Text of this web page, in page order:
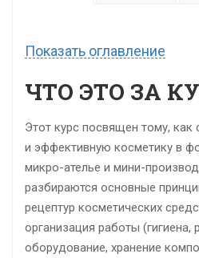
Показать оглавление
ЧТО ЭТО ЗА
Этот курс посвящен тому, как
и эффективную косметику в
микро-ателье и мини-
разбираются основные
рецептур косметических
организация работы (гигиена,
оборудование, хранение